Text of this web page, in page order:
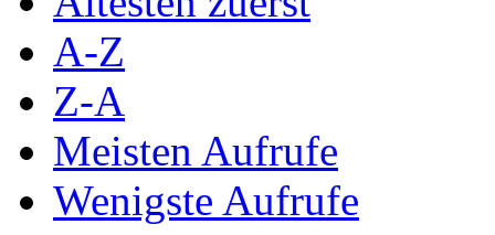
A-Z
Z-A
Meisten Aufrufe
Wenigste Aufrufe